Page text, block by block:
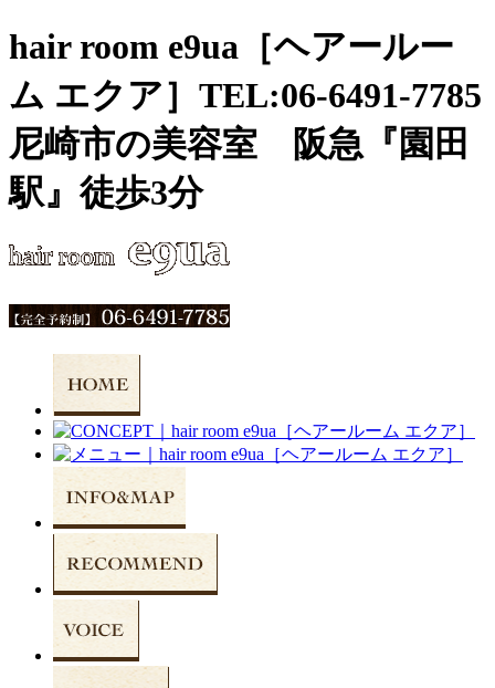
hair room e9ua［ヘアールー
ム エクア］TEL:06-6491-7785
尼崎市の美容室 阪急『園田
駅』徒歩3分